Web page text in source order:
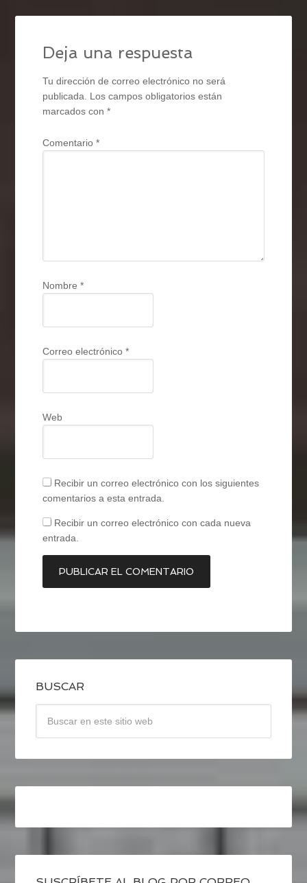
Deja una respuesta
Tu dirección de correo electrónico no será
publicada.
Los campos obligatorios están
marcados con*
Comentario*
Nombre*
Correo electrónico*
Web
Recibir un correo electrónico con los siguientes
comentarios a esta entrada.
Recibir un correo electrónico con cada nueva
entrada.
BUSCAR